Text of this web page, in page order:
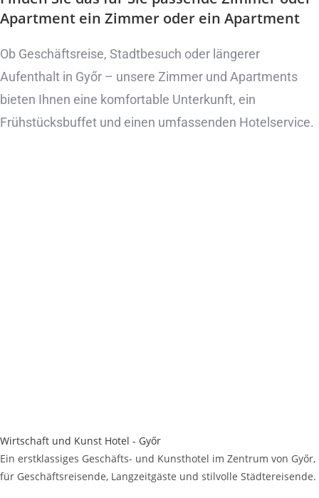
Apartment ein Zimmer oder ein Apartment
Ob Geschäftsreise, Stadtbesuch oder längerer
Aufenthalt in Győr – unsere Zimmer und Apartments
bieten Ihnen eine komfortable Unterkunft, ein
Frühstücksbuffet und einen umfassenden Hotelservice.
Wirtschaft und Kunst Hotel - Győr
Ein erstklassiges Geschäfts- und Kunsthotel im Zentrum von Győr,
für Geschäftsreisende, Langzeitgäste und stilvolle Städtereisende.